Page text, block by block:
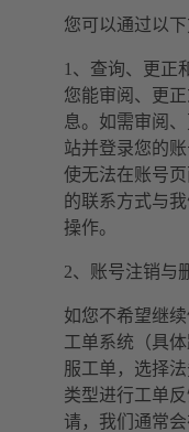
您可以通过以
1、查询、更正
您能审阅、更
息。如需审阅
站并登录您的
使无法在账号
的联系方式与
操作。
2、账号注销与
如您不希望继
工单系统（具
服工单，选择
类型进行工单
请，我们通常